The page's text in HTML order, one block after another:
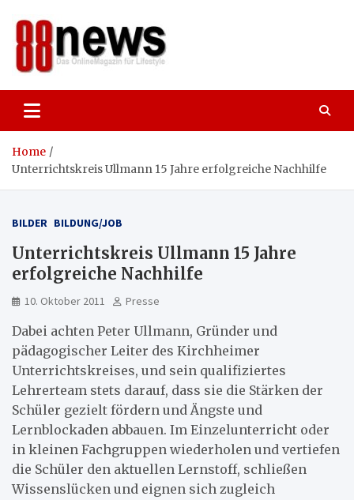
content
Home
Unterrichtskreis Ullmann 15 Jahre erfolgreiche Nachhilfe
BILDER BILDUNG/JOB
Unterrichtskreis Ullmann 15 Jahre
erfolgreiche Nachhilfe
10. Oktober 2011 Presse
Dabei achten Peter Ullmann, Gründer und
pädagogischer Leiter des Kirchheimer
Unterrichtskreises, und sein qualifiziertes
Lehrerteam stets darauf, dass sie die Stärken der
Schüler gezielt fördern und Ängste und
Lernblockaden abbauen. Im Einzelunterricht oder
in kleinen Fachgruppen wiederholen und vertiefen
die Schüler den aktuellen Lernstoff, schließen
Wissenslücken und eignen sich zugleich